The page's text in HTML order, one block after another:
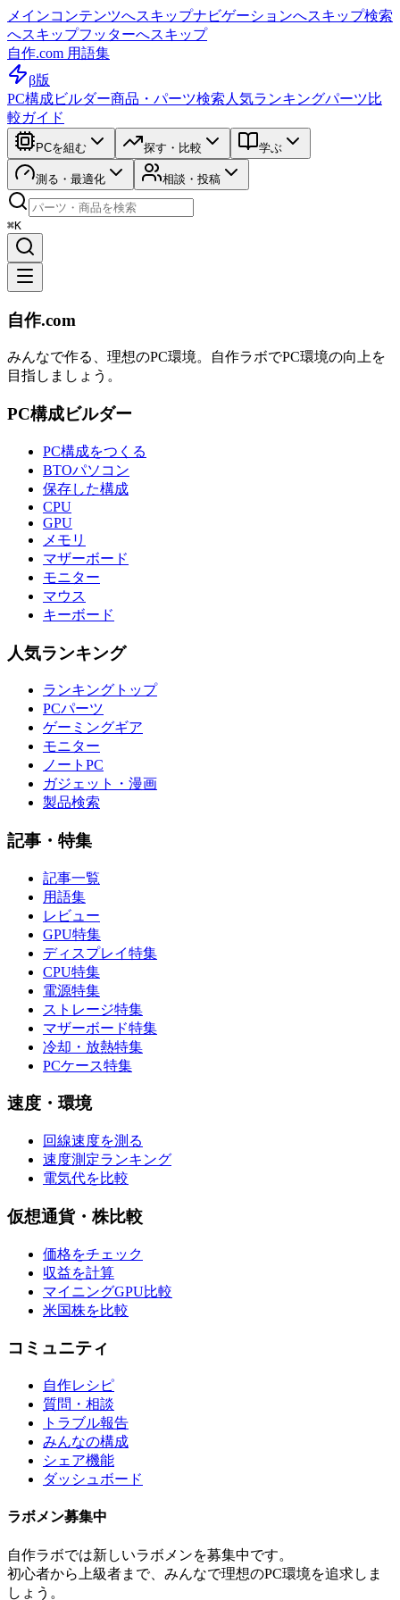
メインコンテンツへスキップナビゲーションへスキップ検索
へスキップフッターへスキップ
自作.com 用語集
β版
PC構成ビルダー商品・パーツ検索 人気ランキングパーツ比
較ガイド
PCを組む 探す・比較 学ぶ
測る・最適化 相談・投稿
⌘K
自作.com
みんなで作る、理想のPC環境。 自作ラボでPC環境の向上を
目指しましょう。
PC構成ビルダー
PC構成をつくる
BTOパソコン
保存した構成
CPU
GPU
メモリ
マザーボード
モニター
マウス
キーボード
人気ランキング
ランキングトップ
PCパーツ
ゲーミングギア
モニター
ノートPC
ガジェット・漫画
製品検索
記事・特集
記事一覧
用語集
レビュー
GPU特集
ディスプレイ特集
CPU特集
電源特集
ストレージ特集
マザーボード特集
冷却・放熱特集
PCケース特集
速度・環境
回線速度を測る
速度測定ランキング
電気代を比較
仮想通貨・株比較
価格をチェック
収益を計算
マイニングGPU比較
米国株を比較
コミュニティ
自作レシピ
質問・相談
トラブル報告
みんなの構成
シェア機能
ダッシュボード
ラボメン募集中
自作ラボでは新しいラボメンを募集中です。
初心者から上級者まで、みんなで理想のPC環境を追求しま
しょう。